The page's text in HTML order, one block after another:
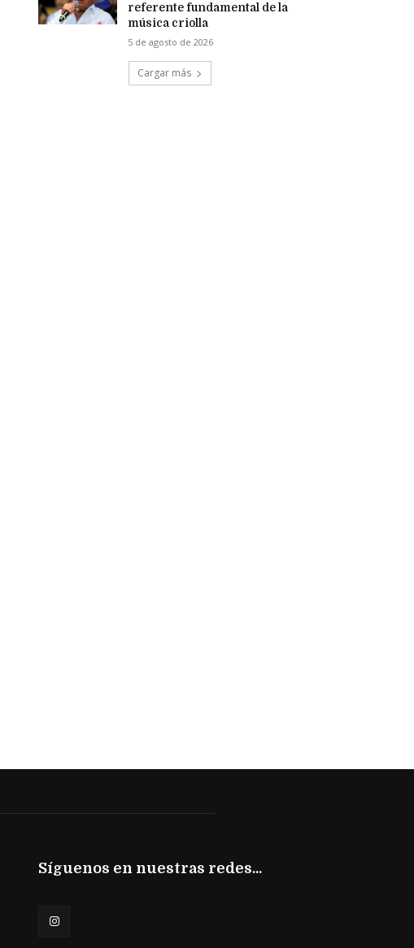
referente fundamental de la
música criolla
5 de agosto de 2026
Cargar más
Síguenos en nuestras redes...